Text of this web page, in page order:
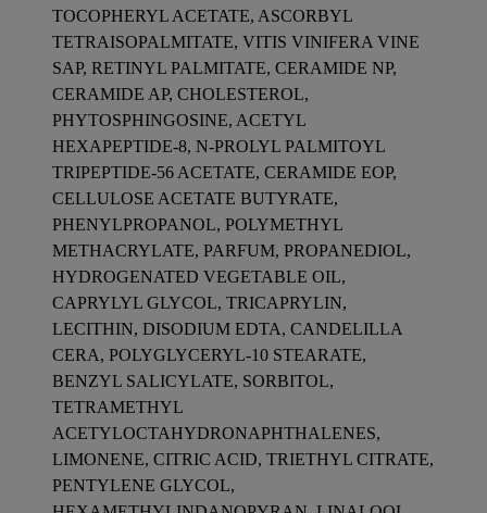
TOCOPHERYL ACETATE, ASCORBYL
TETRAISOPALMITATE, VITIS VINIFERA VINE
SAP, RETINYL PALMITATE, CERAMIDE NP,
CERAMIDE AP, CHOLESTEROL,
PHYTOSPHINGOSINE, ACETYL
HEXAPEPTIDE-8, N-PROLYL PALMITOYL
TRIPEPTIDE-56 ACETATE, CERAMIDE EOP,
CELLULOSE ACETATE BUTYRATE,
PHENYLPROPANOL, POLYMETHYL
METHACRYLATE, PARFUM, PROPANEDIOL,
HYDROGENATED VEGETABLE OIL,
CAPRYLYL GLYCOL, TRICAPRYLIN,
LECITHIN, DISODIUM EDTA, CANDELILLA
CERA, POLYGLYCERYL-10 STEARATE,
BENZYL SALICYLATE, SORBITOL,
TETRAMETHYL
ACETYLOCTAHYDRONAPHTHALENES,
LIMONENE, CITRIC ACID, TRIETHYL CITRATE,
PENTYLENE GLYCOL,